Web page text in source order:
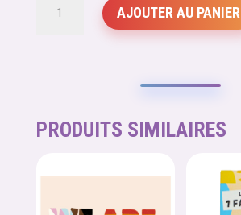
AJOUTER AU PANIER
PRODUITS SIMILAIRES